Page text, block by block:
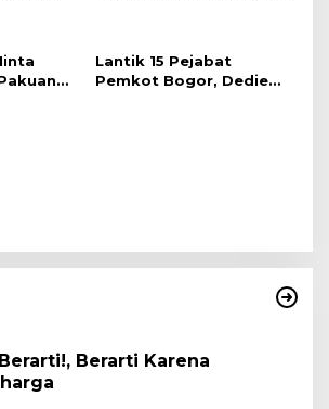
Lantik 15 Pejabat
Pemkot Bogor, Dedie
Berarti Karena